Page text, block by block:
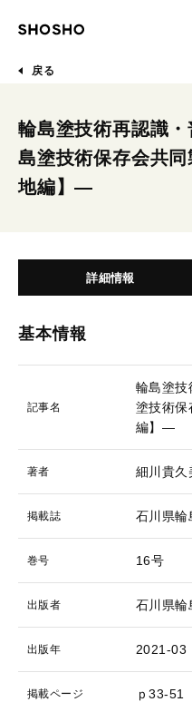
戻る
輪島塗技術再認識
島塗技術保存会共
地編】―
詳細情報
基本情報
記事名
輪島塗
塗技術保
編】―
著者 細川貴久
掲載誌 石川県輪
巻号 16号
出版者 石川県輪
出版年 2021-03
掲載ページ ｐ33-51